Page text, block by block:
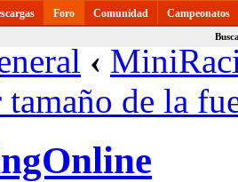
Foro Comunidad Campeonatos
‹
de la